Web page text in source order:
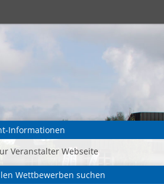
Informationen
Veranstalter Webseite
Wettbewerben suchen